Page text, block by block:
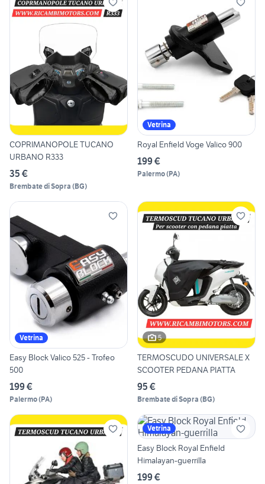
COPRIMANOPOLE TUCANO
URBANO R333
35 €
Brembate di Sopra (BG)
Vetrina
Royal Enfield Voge Valico 900
199 €
Palermo(PA)
Vetrina
Easy Block Valico 525 - Trofeo
500
199 €
Palermo(PA)
5
TERMOSCUDO UNIVERSALE X
SCOOTER PEDANA PIATTA
95 €
Brembate di Sopra (BG)
Vetrina
Easy Block Royal Enfield
Himalayan-guerrilla
199 €